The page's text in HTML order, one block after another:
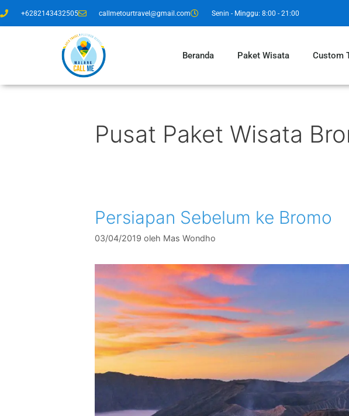
+6282143432505 callmetourtravel@gmail.com Senin - Minggu: 8:00 - 21:00
Beranda Paket Wisata Custom
Pusat Paket Wisata
Persiapan Sebelum ke Bromo
03/04/2019 oleh Mas Wondho